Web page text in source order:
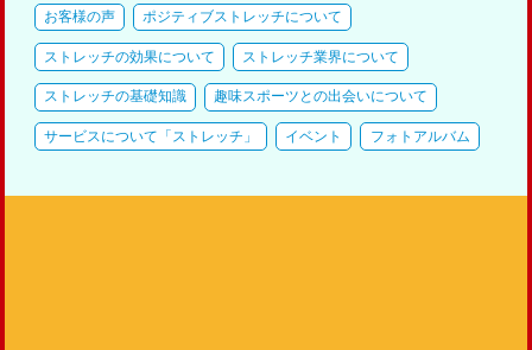
お客様の声 ポジティブストレッチについて
ストレッチの効果について ストレッチ業界について
ストレッチの基礎知識 趣味スポーツとの出会いについて
サービスについて「ストレッチ」 イベント フォトアルバム